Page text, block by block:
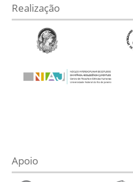
Realização
Apoio